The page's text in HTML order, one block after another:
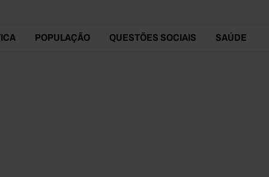
POPULAÇÃO QUESTÕES SOCIAIS SAÚDE